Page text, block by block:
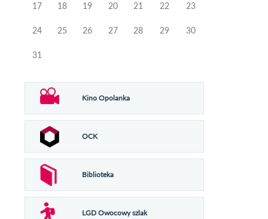
17 18 19 20 21 22 23
24 25 26 27 28 29 30
31
Kino Opolanka
OCK
Biblioteka
LGD Owocowy szlak